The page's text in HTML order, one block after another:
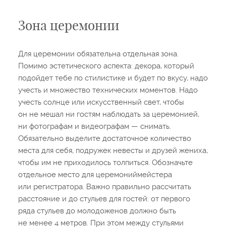
Зона церемонии
Для церемонии обязательна отдельная зона.
Помимо эстетического аспекта: декора, который
подойдет тебе по стилистике и будет по вкусу, надо
учесть и множество технических моментов. Надо
учесть солнце или искусственный свет, чтобы
он не мешал ни гостям наблюдать за церемонией,
ни фотографам и видеографам — снимать.
Обязательно выделите достаточное количество
места для себя, подружек невесты и друзей жениха,
чтобы им не приходилось толпиться. Обозначьте
отдельное место для церемониймейстера
или регистратора. Важно правильно рассчитать
расстояние и до стульев для гостей: от первого
ряда стульев до молодоженов должно быть
не менее 4 метров. При этом между стульями